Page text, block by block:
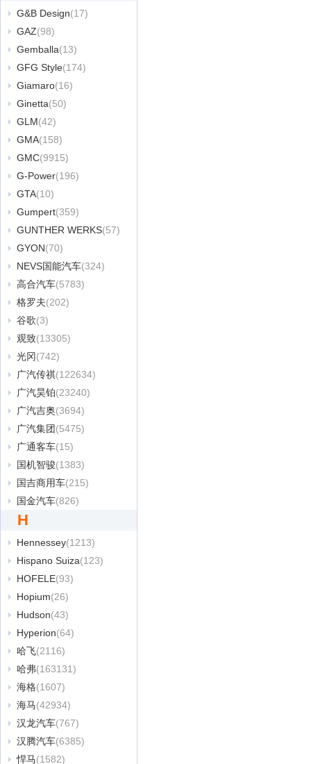
G&B Design(17)
GAZ(98)
Gemballa(13)
GFG Style(174)
Giamaro(16)
Ginetta(50)
GLM(42)
GMA(158)
GMC(9915)
G-Power(196)
GTA(10)
Gumpert(359)
GUNTHER WERKS(57)
GYON(70)
NEVS国能汽车(324)
高合汽车(5783)
格罗夫(202)
谷歌(3)
观致(13305)
光冈(742)
广汽传祺(122634)
广汽昊铂(23240)
广汽吉奥(3694)
广汽集团(5475)
广通客车(15)
国机智骏(1383)
国吉商用车(215)
国金汽车(826)
H
Hennessey(1213)
Hispano Suiza(123)
HOFELE(93)
Hopium(26)
Hudson(43)
Hyperion(64)
哈飞(2116)
哈弗(163131)
海格(1607)
海马(42934)
汉龙汽车(767)
汉腾汽车(6385)
悍马(1582)